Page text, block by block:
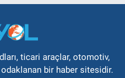
ticari araçlar, otomotiv,
odaklanan bir haber sitesidir.